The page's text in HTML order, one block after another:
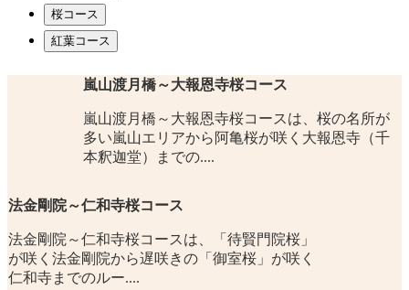
桜コース
紅葉コース
嵐山渡月橋～大報恩寺桜コース
嵐山渡月橋～大報恩寺桜コースは、桜の名所が
多い嵐山エリアから阿亀桜が咲く大報恩寺（千
本釈迦堂）までの....
法金剛院～仁和寺桜コース
法金剛院～仁和寺桜コースは、「待賢門院桜」
が咲く法金剛院から遅咲きの「御室桜」が咲く
仁和寺までのルー....